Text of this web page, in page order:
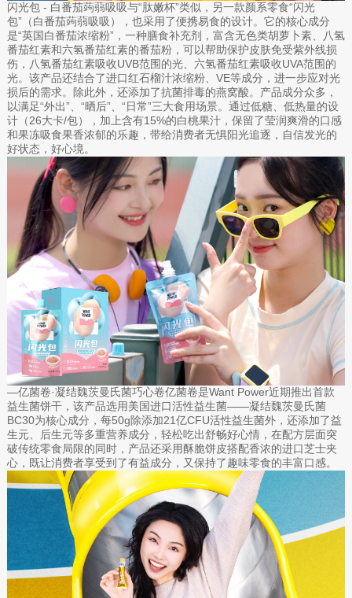
闪光包 - 白番茄蒟蒻吸吸与“肽嫩杯”类似，另一款颜系零食“闪光
包”（白番茄蒟蒻吸吸），也采用了便携易食的设计。它的核心成分
是“英国白番茄浓缩粉”，一种膳食补充剂，富含无色类胡萝卜素、八氢
番茄红素和六氢番茄红素的番茄粉，可以帮助保护皮肤免受紫外线损
伤，八氢番茄红素吸收UVB范围的光、六氢番茄红素吸收UVA范围的
光。该产品还结合了进口红石榴汁浓缩粉、VE等成分，进一步应对光
损后的需求。除此外，还添加了抗菌排毒的燕窝酸。产品成分众多，
以满足“外出”、“晒后”、“日常”三大食用场景。通过低糖、低热量的设
计（26大卡/包），加上含有15%的白桃果汁，保留了莹润爽滑的口感
和果冻吸食果香浓郁的乐趣，带给消费者无惧阳光追逐，自信发光的
好状态，好心境。
—亿菌卷·凝结魏茨曼氏菌巧心卷亿菌卷是Want Power近期推出首款
益生菌饼干，该产品选用美国进口活性益生菌——凝结魏茨曼氏菌
BC30为核心成分，每50g除添加21亿CFU活性益生菌外，还添加了益
生元、后生元等多重营养成分，轻松吃出舒畅好心情，在配方层面突
破传统零食局限的同时，产品还采用酥脆饼皮搭配香浓的进口芝士夹
心，既让消费者享受到了有益成分，又保持了趣味零食的丰富口感。